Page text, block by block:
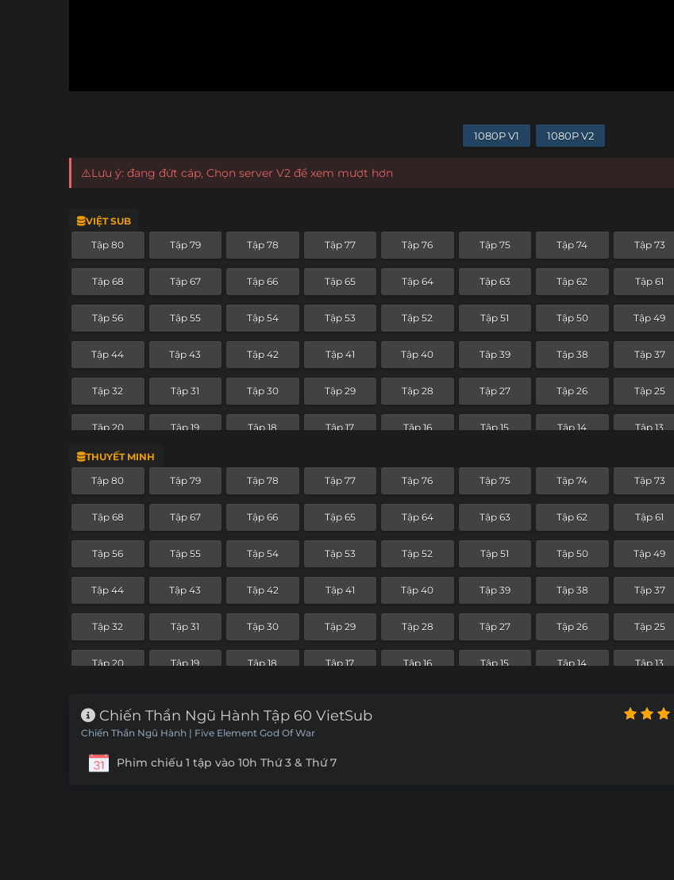
1080P V1 1080P V2
⚠️Lưu ý: đang đứt cáp, Chọn server V2 để xem mượt hơn
VIỆT SUB
Tập 80 Tập 79 Tập 78 Tập 77 Tập 76 Tập 75 Tập 74 Tập 73
Tập 68 Tập 67 Tập 66 Tập 65 Tập 64 Tập 63 Tập 62 Tập 61
Tập 56 Tập 55 Tập 54 Tập 53 Tập 52 Tập 51 Tập 50 Tập 49
Tập 44 Tập 43 Tập 42 Tập 41 Tập 40 Tập 39 Tập 38 Tập 37
Tập 32 Tập 31 Tập 30 Tập 29 Tập 28 Tập 27 Tập 26 Tập 25
Tập 20 Tập 19 Tập 18 Tập 17 Tập 16 Tập 15 Tập 14 Tập 13
Tập 8
THUYẾT MINH
Tập 80 Tập 79 Tập 78 Tập 77 Tập 76 Tập 75 Tập 74 Tập 73
Tập 68 Tập 67 Tập 66 Tập 65 Tập 64 Tập 63 Tập 62 Tập 61
Tập 56 Tập 55 Tập 54 Tập 53 Tập 52 Tập 51 Tập 50 Tập 49
Tập 44 Tập 43 Tập 42 Tập 41 Tập 40 Tập 39 Tập 38 Tập 37
Tập 32 Tập 31 Tập 30 Tập 29 Tập 28 Tập 27 Tập 26 Tập 25
Tập 20 Tập 19 Tập 18 Tập 17 Tập 16 Tập 15 Tập 14 Tập 13
Chiến Thần Ngũ Hành Tập 60 VietSub
Chiến Thần Ngũ Hành | Five Element God Of War
Phim chiếu 1 tập vào 10h Thứ 3 & Thứ 7